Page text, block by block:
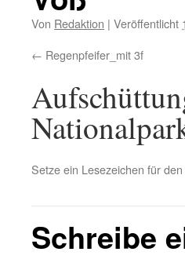
Von Redaktion | Veröffentlicht
Regenpfeifer_mit 3f
Setze ein Lesezeichen für den
Schreibe